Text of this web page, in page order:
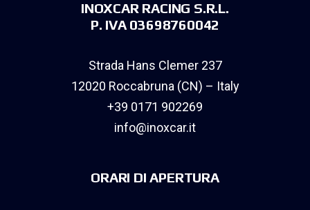
INOXCAR RACING S.R.L.
P. IVA 03698760042
Strada Hans Clemer 237
12020 Roccabruna (CN) – Italy
+39 0171 902269
info@inoxcar.it
ORARI DI APERTURA